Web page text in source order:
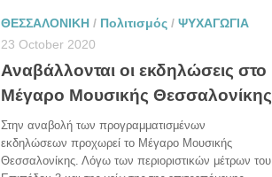
ΘΕΣΣΑΛΟΝΙΚΗ / Πολιτισμός / ΨΥΧΑΓΩΓΙΑ
23 October 2020
Αναβάλλονται οι εκδηλώσεις στο
Μέγαρο Μουσικής Θεσσαλονίκης
Στην αναβολή των προγραμματισμένων
εκδηλώσεων προχωρεί το Μέγαρο Μουσικής
Θεσσαλονίκης. Λόγω των περιοριστικών μέτρων του